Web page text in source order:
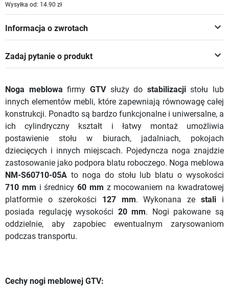
Wysyłka od: 14.90 zł
keyboard_arrow_down
Informacja o zwrotach
keyboard_arrow_down
Zadaj pytanie o produkt
Noga meblowafirmy GTVsłuży do stabilizacjistołu lub
innych elementów mebli, które zapewniają równowagę całej
konstrukcji. Ponadto są bardzo funkcjonalne i uniwersalne, a
ich cylindryczny kształt i łatwy montaż umożliwia
postawienie stołu w biurach, jadalniach, pokojach
dziecięcych i innych miejscach. Pojedyncza noga znajdzie
zastosowanie jako podpora blatu roboczego. Noga meblowa
NM-S60710-05A to noga do stołu lub blatu o wysokości
710 mm i średnicy 60 mm z mocowaniem na kwadratowej
platformie o szerokości 127 mm. Wykonana zestali i
posiada regulację wysokości 20 mm. Nogi pakowane są
oddzielnie, aby zapobiec ewentualnym zarysowaniom
podczas transportu.
Cechy nogi meblowej GTV: